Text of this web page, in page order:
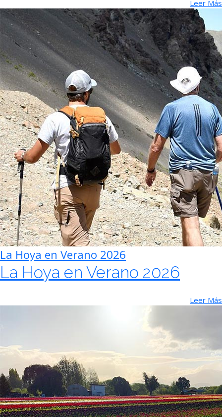
Leer Más
La Hoya en Verano 2026
La Hoya en Verano 2026
Leer Más